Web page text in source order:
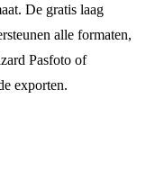
De gratis laag
alle formaten,
Pasfoto of
exporten.